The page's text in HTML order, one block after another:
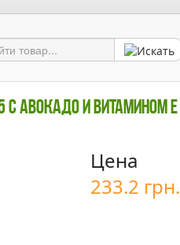
С Авокадо И Витамином Е
Цена
233.2 грн.